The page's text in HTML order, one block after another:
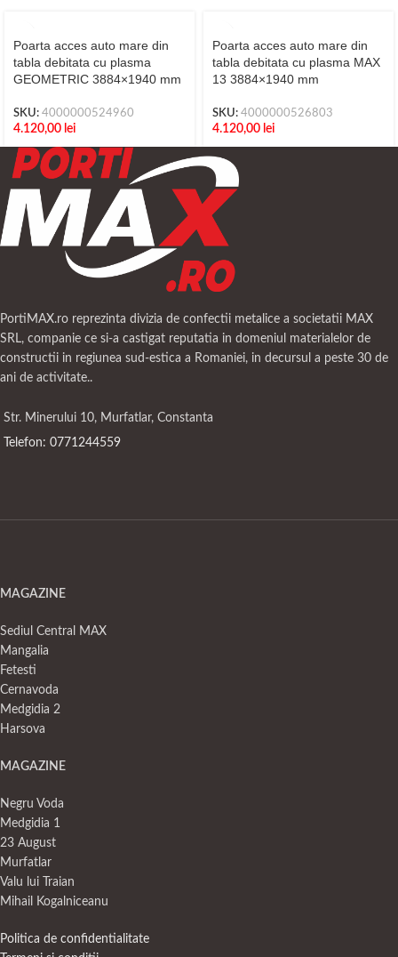
Poarta acces auto mare din
tabla debitata cu plasma
GEOMETRIC 3884×1940 mm
SKU: 4000000524960
4.120,00 lei
Poarta acces auto mare din
tabla debitata cu plasma MAX
13 3884×1940 mm
SKU: 4000000526803
4.120,00 lei
PortiMAX.ro reprezinta divizia de confectii metalice a societatii MAX
SRL, companie ce si-a castigat reputatia in domeniul materialelor de
constructii in regiunea sud-estica a Romaniei, in decursul a peste 30 de
ani de activitate..
Str. Minerului 10, Murfatlar, Constanta
Telefon: 0771244559
MAGAZINE
Sediul Central MAX
Mangalia
Fetesti
Cernavoda
Medgidia 2
Harsova
MAGAZINE
Negru Voda
Medgidia 1
23 August
Murfatlar
Valu lui Traian
Mihail Kogalniceanu
Politica de confidentialitate